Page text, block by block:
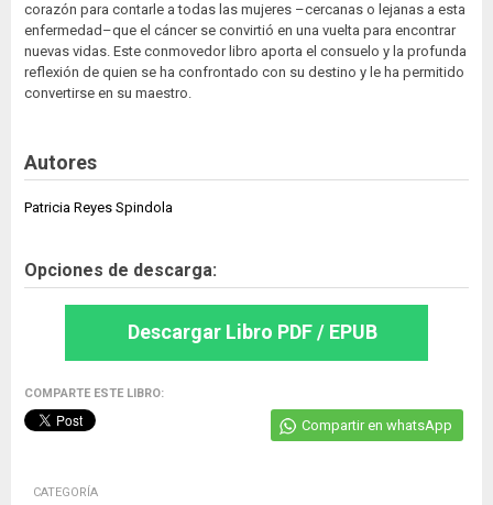
corazón para contarle a todas las mujeres –cercanas o lejanas a esta
enfermedad–que el cáncer se convirtió en una vuelta para encontrar
nuevas vidas. Este conmovedor libro aporta el consuelo y la profunda
reflexión de quien se ha confrontado con su destino y le ha permitido
convertirse en su maestro.
Autores
Patricia Reyes Spindola
Opciones de descarga:
Descargar Libro PDF / EPUB
COMPARTE ESTE LIBRO:
Compartir en whatsApp
CATEGORÍA